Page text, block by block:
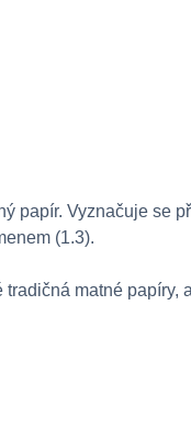
papír. Vyznačuje se
(1.3).
matné papíry,